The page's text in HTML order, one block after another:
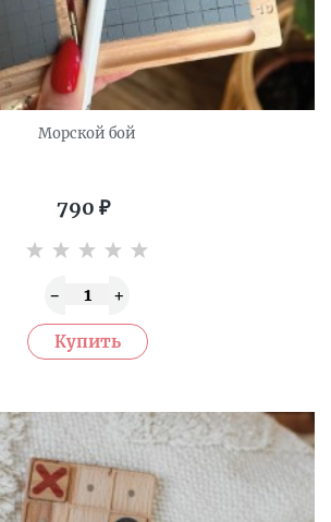
Морской бой
790 ₽